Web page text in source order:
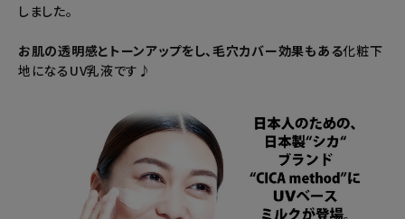
生活雑貨
ボディメイクグッズ
ファッション
しました。
お肌の透明感とトーンアップをし、毛穴カバー効果もある化粧下
地になるUV乳液です♪